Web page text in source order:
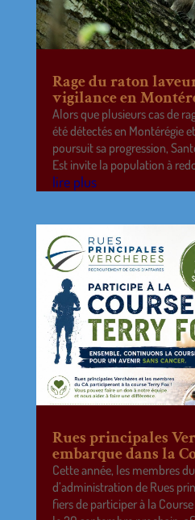
Rage du raton
vigilance en
Alors que plusieurs cas de
été détectés en Montérégie
poursuit sa progression,
Est invite la population à
lire plus
Rues principales
embarque dans la
Cette année, les membres
d’administration de Rues
fiers de participer à la